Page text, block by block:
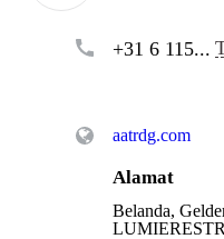
+31 6 115...
aatrdg.com
Alamat
Belanda,